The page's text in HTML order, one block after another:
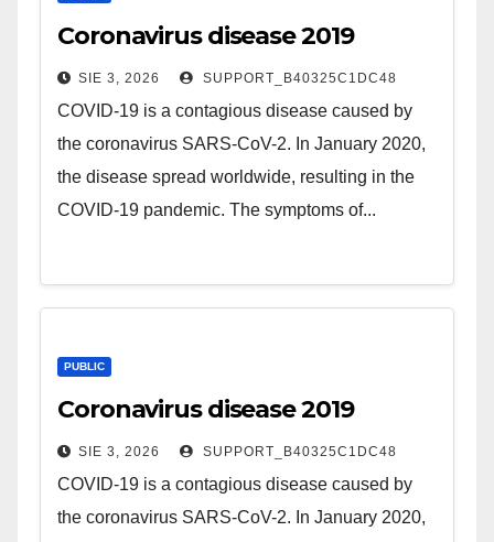
Coronavirus disease 2019
SIE 3, 2026 SUPPORT_B40325C1DC48
COVID-19 is a contagious disease caused by
the coronavirus SARS-CoV-2. In January 2020,
the disease spread worldwide, resulting in the
COVID-19 pandemic. The symptoms of...
PUBLIC
Coronavirus disease 2019
SIE 3, 2026 SUPPORT_B40325C1DC48
COVID-19 is a contagious disease caused by
the coronavirus SARS-CoV-2. In January 2020,